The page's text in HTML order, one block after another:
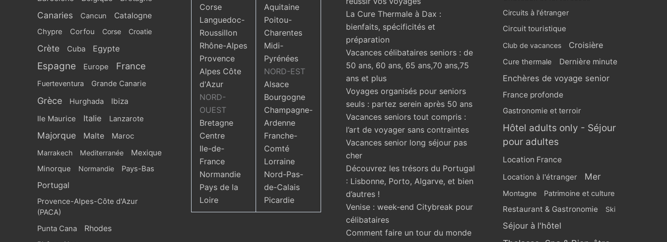
Canaries Cancun Catalogne
Chypre Corfou Corse Croatie
Crète Cuba Egypte
Espagne Europe France
Fuerteventura Grande Canarie
Grèce Hurghada Ibiza
Ile Maurice Italie Lanzarote
Majorque Malte Maroc
Marrakech Mediterranée Mexique
Minorque Normandie Pays-Bas
Portugal
Provence-Alpes-Côte d'Azur
(PACA)
Punta Cana
Rhodes
Corse
Languedoc-
Roussillon
Rhône-Alpes
Provence
Alpes Côte
d'Azur
NORD-
OUEST
Bretagne
Centre
Ile-de-
France
Normandie
Pays de la
Loire
Aquitaine
Poitou-
Charentes
Midi-
Pyrénées
NORD-EST
Alsace
Bourgogne
Champagne-
Ardenne
Franche-
Comté
Lorraine
Nord-Pas-
de-Calais
Picardie
La Cure Thermale à Dax :
bienfaits, spécificités et
préparation
Vacances célibataires seniors : de
50 ans, 60 ans, 65 ans,70 ans,75
ans et plus
Voyages organisés pour seniors
seuls : partez serein après 50 ans
Vacances seniors tout compris :
l’art de voyager sans contraintes
Vacances senior long séjour pas
cher
Découvrez les trésors du Portugal
: Lisbonne, Porto, Algarve, et bien
d’autres !
Venise : week-end Citybreak pour
célibataires
Comment faire un tour du monde
Circuits à l'étranger
Circuit touristique
Club de vacances Croisière
Cure thermale Dernière minute
Enchères de voyage senior
France profonde
Gastronomie et terroir
Hôtel adults only - Séjour
pour adultes
Location France
Location à l'étranger
Mer
Montagne Patrimoine et culture
Restaurant & Gastronomie Ski
Séjour à l'hôtel